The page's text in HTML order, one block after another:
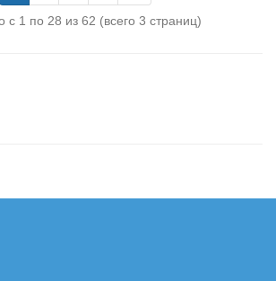
с 1 по 28 из 62 (всего 3 страниц)